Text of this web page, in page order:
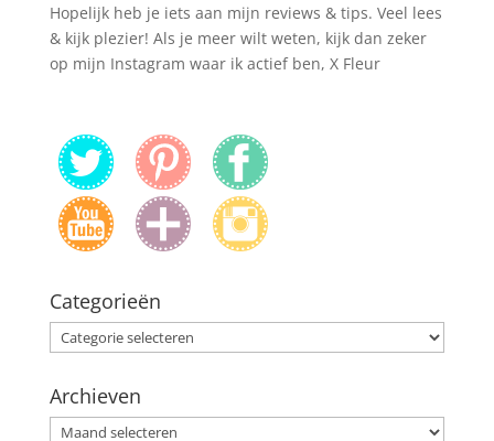
Hopelijk heb je iets aan mijn reviews & tips. Veel lees
& kijk plezier! Als je meer wilt weten, kijk dan zeker
op mijn Instagram waar ik actief ben, X Fleur
Categorieën
Categorieën
Archieven
Archieven